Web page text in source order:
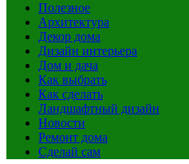
Полезное
Архитектура
Декор дома
Дизайн интерьера
Дом и дача
Как выбрать
Как сделать
Ландшафтный дизайн
Новости
Ремонт дома
Сделай сам